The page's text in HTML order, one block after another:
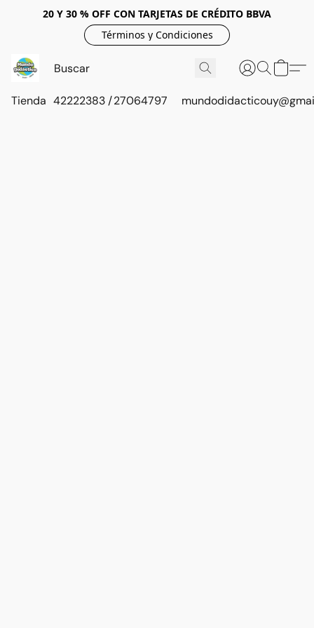
20 Y 30 % OFF CON TARJETAS DE CRÉDITO BBVA
Términos y Condiciones
Tienda 42222383 / 27064797